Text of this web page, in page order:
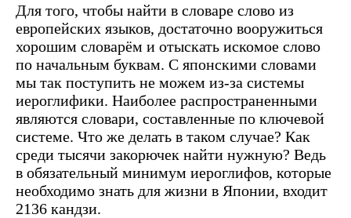
Для того, чтобы найти в словаре слово из
европейских языков, достаточно вооружиться
хорошим словарём и отыскать искомое слово
по начальным буквам. С японскими словами
мы так поступить не можем из-за системы
иероглифики. Наиболее распространенными
являются словари, составленные по ключевой
системе. Что же делать в таком случае? Как
среди тысячи закорючек найти нужную? Ведь
в обязательный минимум иероглифов, которые
необходимо знать для жизни в Японии, входит
2136 кандзи.